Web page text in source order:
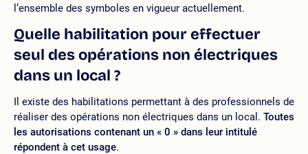
l’ensemble des symboles en vigueur actuellement.
Quelle habilitation pour effectuer
seul des opérations non électriques
dans un local ?
Il existe des habilitations permettant à des professionnels de
réaliser des opérations non électriques dans un local. Toutes
les autorisations contenant un « 0 » dans leur intitulé
répondent à cet usage.